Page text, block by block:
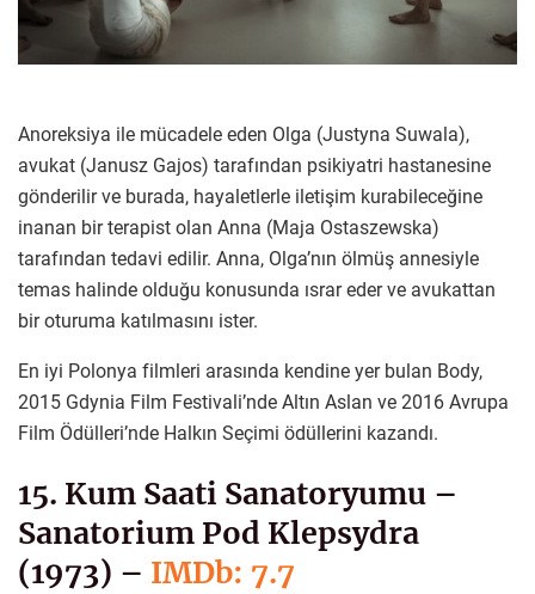
Anoreksiya ile mücadele eden Olga (Justyna Suwala),
avukat (Janusz Gajos) tarafından psikiyatri hastanesine
gönderilir ve burada, hayaletlerle iletişim kurabileceğine
inanan bir terapist olan Anna (Maja Ostaszewska)
tarafından tedavi edilir. Anna, Olga’nın ölmüş annesiyle
temas halinde olduğu konusunda ısrar eder ve avukattan
bir oturuma katılmasını ister.
En iyi Polonya filmleri arasında kendine yer bulan Body,
2015 Gdynia Film Festivali’nde Altın Aslan ve 2016 Avrupa
Film Ödülleri’nde Halkın Seçimi ödüllerini kazandı.
15. Kum Saati Sanatoryumu –
Sanatorium Pod Klepsydra
(1973) – IMDb: 7.7